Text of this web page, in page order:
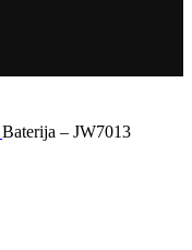
Baterija – JW7013